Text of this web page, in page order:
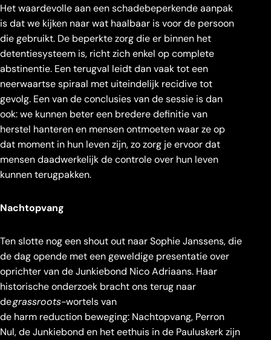
Het waardevolle aan een schadebeperkende aanpak
is dat we kijken naar wat haalbaar is voor de persoon
die gebruikt. De beperkte zorg die er binnen het
detentiesysteem is, richt zich enkel op complete
abstinentie. Een terugval leidt dan vaak tot een
neerwaartse spiraal met uiteindelijk recidive tot
gevolg. Een van de conclusies van de sessie is dan
ook: we kunnen beter een bredere definitie van
herstel hanteren en mensen ontmoeten waar ze op
dat moment in hun leven zijn, zo zorg je ervoor dat
mensen daadwerkelijk de controle over hun leven
kunnen terugpakken.
Nachtopvang
Ten slotte nog een shout out naar Sophie Janssens, die
de dag opende met een geweldige presentatie over
oprichter van de Junkiebond Nico Adriaans. Haar
historische onderzoek bracht ons terug naar
degrassroots-wortels van
de harm reduction beweging: Nachtopvang, Perron
Nul, de Junkiebond en het eethuis in de Pauluskerk zijn